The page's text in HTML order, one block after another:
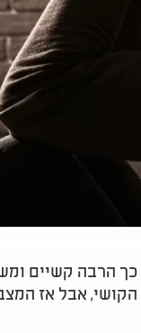
הרבה קשיים
אבל אז